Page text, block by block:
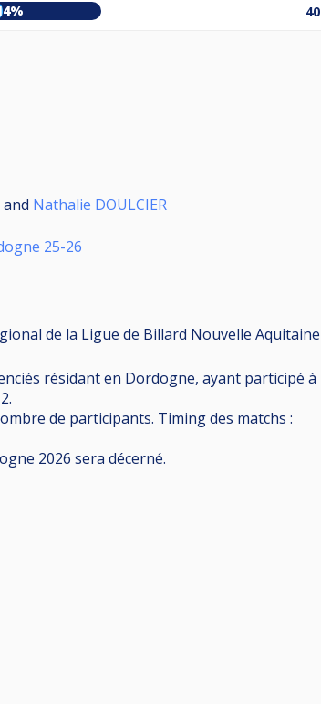
40
and Nathalie DOULCIER
25-26
de la Ligue de Billard Nouvelle Aquitaine
résidant en Dordogne, ayant participé à
de participants. Timing des matchs :
2026 sera décerné.